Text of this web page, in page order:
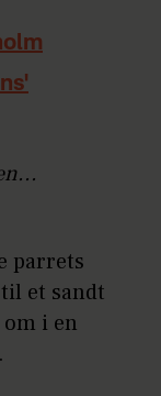
parrets
et sandt
i en